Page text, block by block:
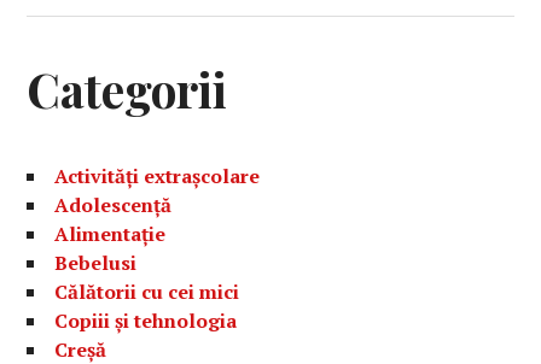
Categorii
Activități extrașcolare
Adolescență
Alimentație
Bebelusi
Călătorii cu cei mici
Copiii și tehnologia
Creșă